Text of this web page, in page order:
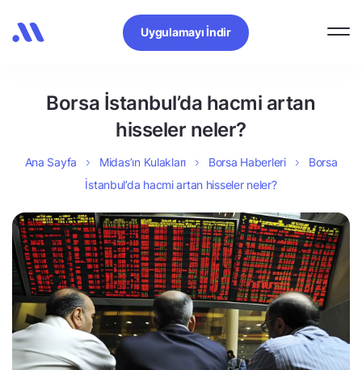
Uygulamayı İndir
Borsa İstanbul’da hacmi artan
hisseler neler?
Ana Sayfa Midas’ın Kulakları Borsa Haberleri
Borsa
İstanbul’da hacmi artan hisseler neler?